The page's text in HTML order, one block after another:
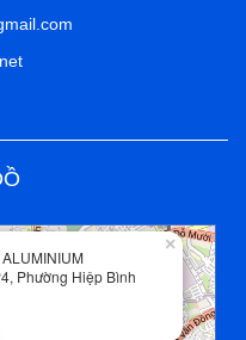
Phường Hiệp Bình
×